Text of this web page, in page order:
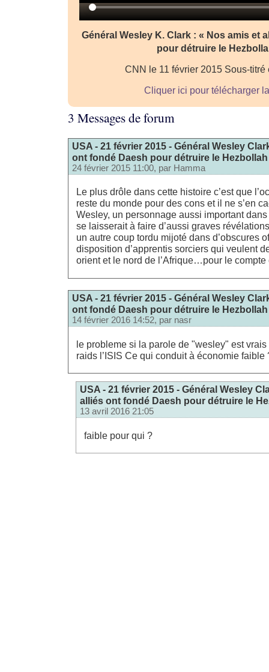
Général Wesley K. Clark : « Nos amis et
pour détruire le
CNN le 11 février 2015 Sous-titré
Cliquer ici pour télécharger
3 Messages de forum
USA - 21 février 2015 - Général Wesley
ont fondé Daesh pour détruire le Hezbollah
24 février 2015 11:00, par Hamma
Le plus drôle dans cette histoire c’est que
reste du monde pour des cons et il ne s’en
Wesley, un personnage aussi important
se laisserait à faire d’aussi graves
un autre coup tordu mijoté dans d’obscures
disposition d’apprentis sorciers qui veulent
orient et le nord de l’Afrique…pour le compte
USA - 21 février 2015 - Général Wesley
ont fondé Daesh pour détruire le Hezbollah
14 février 2016 14:52, par nasr
le probleme si la parole de "wesley" est vrais
raids l’ISIS Ce qui conduit à économie faible
USA - 21 février 2015 - Général Wesley
alliés ont fondé Daesh pour détruire le
13 avril 2016 21:05
faible pour qui ?